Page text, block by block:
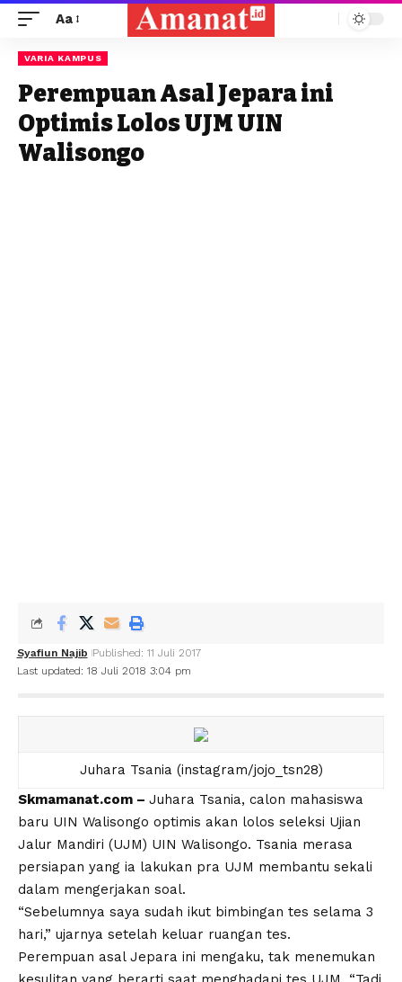
Aa
VARIA KAMPUS
Perempuan Asal Jepara ini
Optimis Lolos UJM UIN
Walisongo
Last updated: 18 Juli 2018 3:04 pm
Syafiun Najib Published: 11 Juli 2017
Juhara Tsania (instagram/jojo_tsn28)
Skmamanat.com – Juhara Tsania, calon mahasiswa
baru UIN Walisongo optimis akan lolos seleksi Ujian
Jalur Mandiri (UJM) UIN Walisongo. Tsania merasa
persiapan yang ia lakukan pra UJM membantu sekali
dalam mengerjakan soal.
“Sebelumnya saya sudah ikut bimbingan tes selama 3
hari,” ujarnya setelah keluar ruangan tes.
Perempuan asal Jepara ini mengaku, tak menemukan